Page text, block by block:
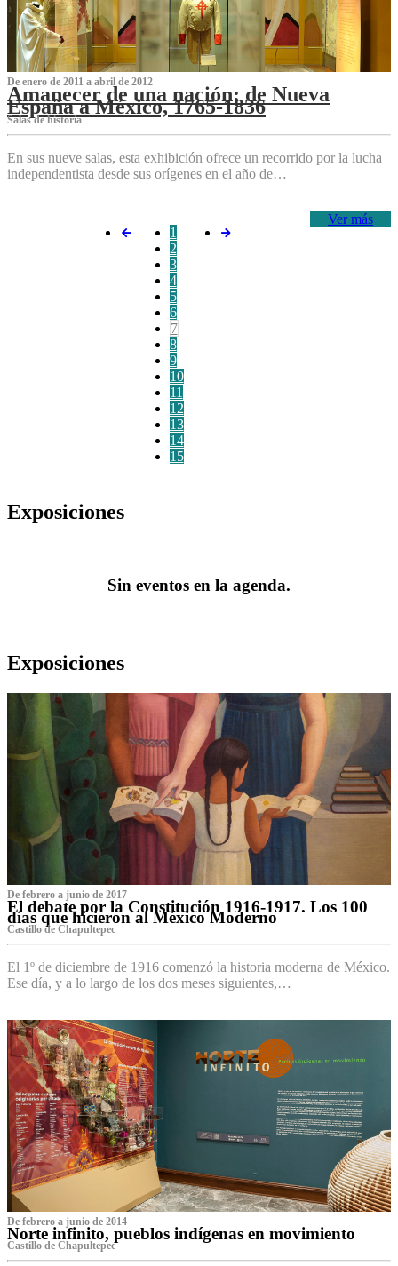
De enero de 2011 a abril de 2012
Amanecer de una nación: de Nueva
España a México, 1765-1836
Salas de historia
En sus nueve salas, esta exhibición ofrece un recorrido por la lucha
independentista desde sus orígenes en el año de…
Ver más
1
2
3
4
5
6
7
8
9
10
11
12
13
14
15
Exposiciones
Sin eventos en la agenda.
Exposiciones
De febrero a junio de 2017
El debate por la Constitución 1916-1917. Los 100
días que hicieron al México Moderno
Castillo de Chapultepec
El 1º de diciembre de 1916 comenzó la historia moderna de México.
Ese día, y a lo largo de los dos meses siguientes,…
De febrero a junio de 2014
Norte infinito, pueblos indígenas en movimiento
Castillo de Chapultepec